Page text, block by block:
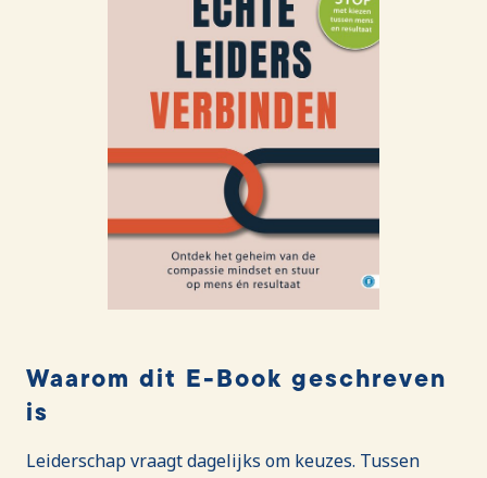
Waarom dit E-Book geschreven
is
Leiderschap vraagt dagelijks om keuzes. Tussen